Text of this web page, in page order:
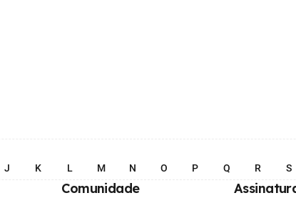
J K L M N O P Q R S
Comunidade